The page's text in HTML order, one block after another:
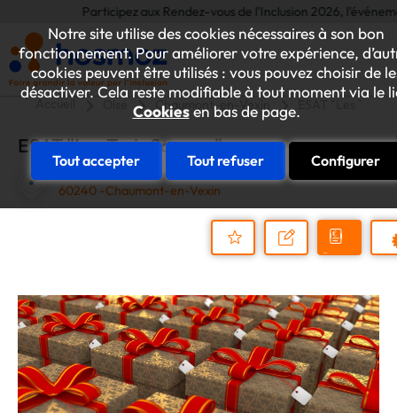
Notre site utilise des cookies nécessaires à son bon
fonctionnement. Pour améliorer votre expérience,
cookies peuvent être utilisés : vous pouvez choisir de
désactiver. Cela reste modifiable à tout moment via le
Cookiesen bas de page.
Tout accepter Tout refuser Configurer
Participez aux Rendez-vous de l'Inclusion 2026,
Accueil Chaumont-en-Vexin
ESAT "Les Trois Sources"
17 rue Paul Journée
60240 -Chaumont-en-Vexin
au
dossier
Nous
Demander